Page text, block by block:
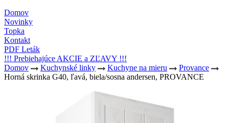
Domov
Novinky
Topka
Kontakt
PDF Leták
!!! Prebiehajúce AKCIE a ZĽAVY !!!
Domov
Kuchynské linky Kuchyne na mieru
Provance
Horná skrinka G40, ľavá, biela/sosna andersen, PROVANCE